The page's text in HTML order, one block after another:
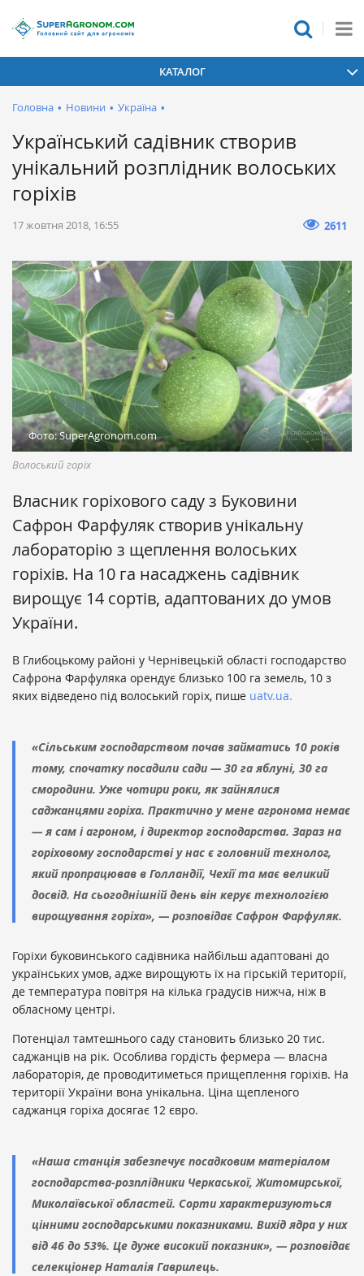
КАТАЛОГ
Головна • Новини • Україна •
Український садівник створив
унікальний розплідник волоських
горіхів
17 жовтня 2018, 16:55 2611
Фото: SuperAgronom.com
Волоський горіх
Власник горіхового саду з Буковини
Сафрон Фарфуляк створив унікальну
лабораторію з щеплення волоських
горіхів. На 10 га насаджень садівник
вирощує 14 сортів, адаптованих до умов
України.
В Глибоцькому районі у Чернівецькій області господарство
Сафрона Фарфуляка орендує близько 100 га земель, 10 з
яких відведено під волоський горіх, пише uatv.ua.
«Сільським господарством почав займатись 10 років
тому, спочатку посадили сади — 30 га яблуні, 30 га
смородини. Уже чотири роки, як зайнялися
саджанцями горіха. Практично у мене агронома немає
— я сам і агроном, і директор господарства. Зараз на
горіховому господарстві у нас є головний технолог,
який пропрацював в Голландії, Чехії та має великий
досвід. На сьогоднішній день він керує технологією
вирощування горіха», — розповідає Сафрон Фарфуляк.
Горіхи буковинського садівника найбільш адаптовані до
українських умов, адже вирощують їх на гірській території,
де температура повітря на кілька градусів нижча, ніж в
обласному центрі.
Потенціал тамтешнього саду становить близько 20 тис.
саджанців на рік. Особлива гордість фермера — власна
лабораторія, де проводитиметься прищеплення горіхів. На
території України вона унікальна. Ціна щепленого
саджанця горіха досягає 12 євро.
«Наша станція забезпечує посадковим матеріалом
господарства-розплідники Черкаської, Житомирської,
Миколаївської областей. Сорти характеризуються
цінними господарськими показниками. Вихід ядра у них
від 46 до 53%. Це дуже високий показник», — розповідає
селекціонер Наталія Гаврилець.